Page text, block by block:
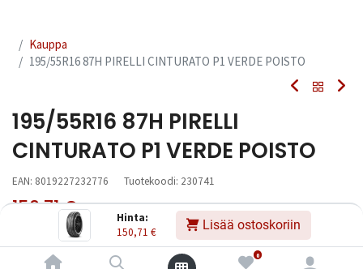
Hinta:
150,71 € Lisää ostoskoriin
0
Kauppa
195/55R16 87H PIRELLI CINTURATO P1 VERDE POISTO
195/55R16 87H PIRELLI
CINTURATO P1 VERDE POISTO
EAN: 8019227232776 Tuotekoodi: 230741
150,71€ Sisältää ALV:n/ kpl
Toimittajilla (kotimaa):
Saatavilla